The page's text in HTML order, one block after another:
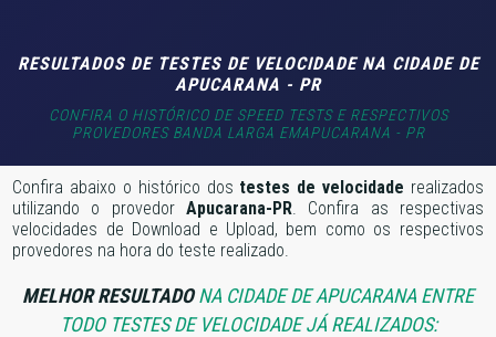
RESULTADOS DE TESTES DE VELOCIDADE NA CIDADE DE
APUCARANA - PR
CONFIRA O HISTÓRICO DE SPEED TESTS E RESPECTIVOS
PROVEDORES BANDA LARGA EMAPUCARANA - PR
Confira abaixo o histórico dos testes de velocidade realizados
utilizando o provedor Apucarana-PR. Confira as respectivas
velocidades de Download e Upload, bem como os respectivos
provedores na hora do teste realizado.
MELHOR RESULTADONA CIDADE DE APUCARANA ENTRE
TODO TESTES DE VELOCIDADE JÁ REALIZADOS: